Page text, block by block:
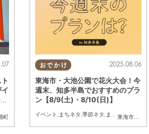
,美浜町 南知多町
町
とりさま 友人
おでかけ
東海市
, 大府市
2025.08.06
東海市・大池公園で花火大会！今
週末、知多半島でおすすめのプラ
ン【8/9(土)・8/10(日)】
イベント , まちネタ ,季節ネタ , まとめ記事